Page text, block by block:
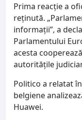
Prima reacție a
reținută.
informații”, a
Parlamentului
acesta
autoritățile
Politico a relatat
belgiene
Huawei.